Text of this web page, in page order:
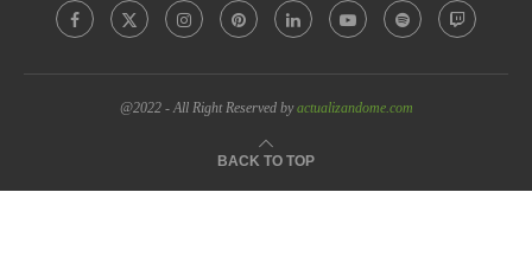
@2022 - All Right Reserved byactualizandome.com
BACK TO TOP